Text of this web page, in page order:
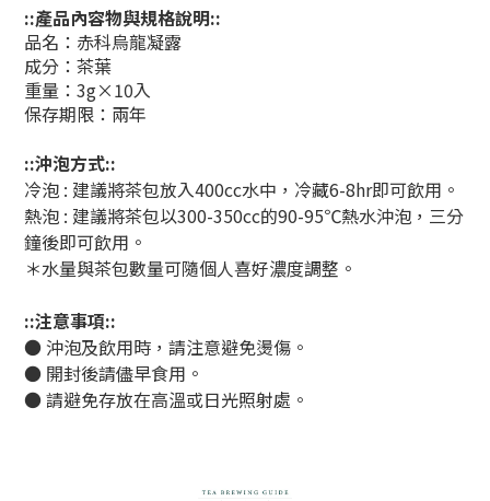
::產品內容物與規格說明::
品名：赤科烏龍凝露
成分：茶葉
重量：3g×10入
保存期限：兩年
::沖泡方式::
冷泡 : 建議將茶包放入400cc水中，冷藏6-8hr即可飲用。
熱泡 : 建議將茶包以300-350cc的90-95℃熱水沖泡，三分
鐘後即可飲用。
＊水量與茶包數量可隨個人喜好濃度調整。
::注意事項::
●沖泡及飲用時，請注意避免燙傷。
● 開封後請儘早食用。
●請避免存放在高溫或日光照射處。